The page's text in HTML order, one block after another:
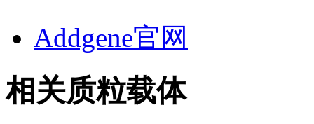
Addgene官网
相关质粒载体